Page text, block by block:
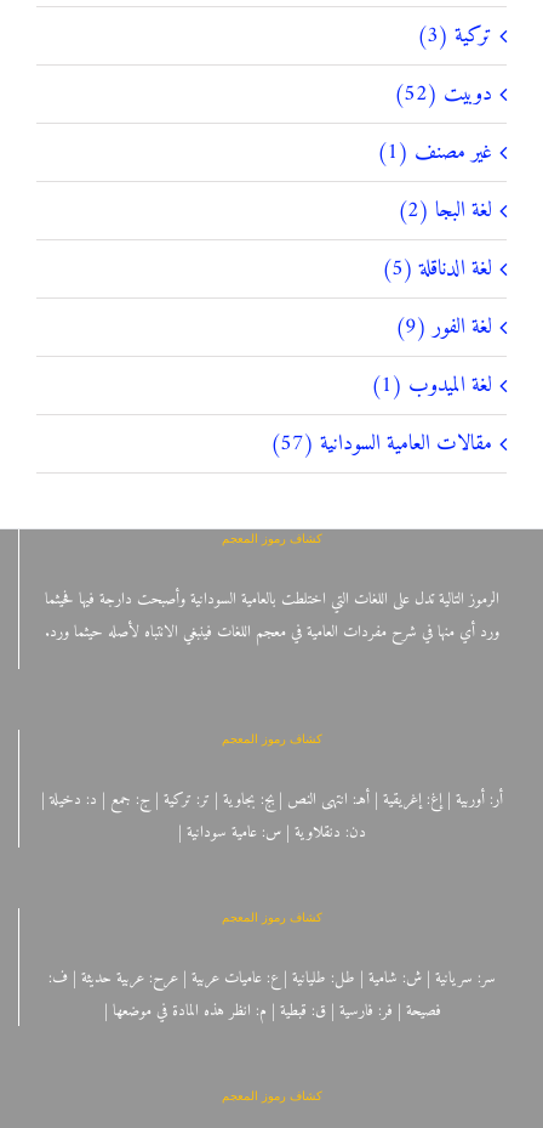
تركية (3)
دوبيت (52)
غير مصنف (1)
لغة البجا (2)
لغة الدناقلة (5)
لغة الفور (9)
لغة الميدوب (1)
مقالات العامية السودانية (57)
كشاف رموز المعجم
الرموز التالية تدل على اللغات التي اختلطت بالعامية السودانية وأصبحت دارجة فيها فحيثما
ورد أي منها في شرح مفردات العامية في معجم اللغات فينبغي الانتباه لأصله حيثما ورد.
كشاف رموز المعجم
أر: أوربية | إغ: إغريقية | أهـ: انتهى النص | بج: بجاوية | تر: تركية | ج: جمع | د: دخيلة |
دن: دنقلاوية | س: عامية سودانية |
كشاف رموز المعجم
سر: سريانية | ش: شامية | طل: طليانية | ع: عاميات عربية | عرح: عربية حديثة | ف:
فصيحة | فر: فارسية | ق: قبطية | م: انظر هذه المادة في موضعها |
كشاف رموز المعجم